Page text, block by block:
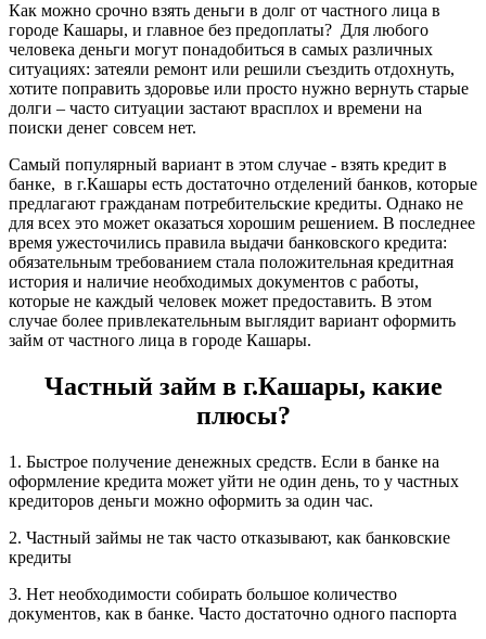
Как можно срочно взять деньги в долг от частного лица в
городе Кашары, и главное без предоплаты? Для любого
человека деньги могут понадобиться в самых различных
ситуациях: затеяли ремонт или решили съездить отдохнуть,
хотите поправить здоровье или просто нужно вернуть старые
долги – часто ситуации застают врасплох и времени на
поиски денег совсем нет.
Самый популярный вариант в этом случае - взять кредит в
банке, в г.Кашары есть достаточно отделений банков, которые
предлагают гражданам потребительские кредиты. Однако не
для всех это может оказаться хорошим решением. В последнее
время ужесточились правила выдачи банковского кредита:
обязательным требованием стала положительная кредитная
история и наличие необходимых документов с работы,
которые не каждый человек может предоставить. В этом
случае более привлекательным выглядит вариант оформить
займ от частного лица в городе Кашары.
Частный займ в г.Кашары, какие
плюсы?
1. Быстрое получение денежных средств. Если в банке на
оформление кредита может уйти не один день, то у частных
кредиторов деньги можно оформить за один час.
2. Частный займы не так часто отказывают, как банковские
кредиты
3. Нет необходимости собирать большое количество
документов, как в банке. Часто достаточно одного паспорта